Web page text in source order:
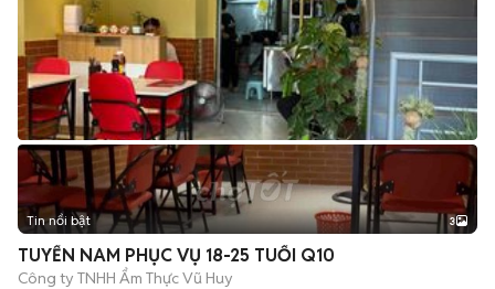
Tin nổi bật 3
TUYỂN NAM PHỤC VỤ 18-25 TUỔI Q10
Công ty TNHH Ẩm Thực Vũ Huy